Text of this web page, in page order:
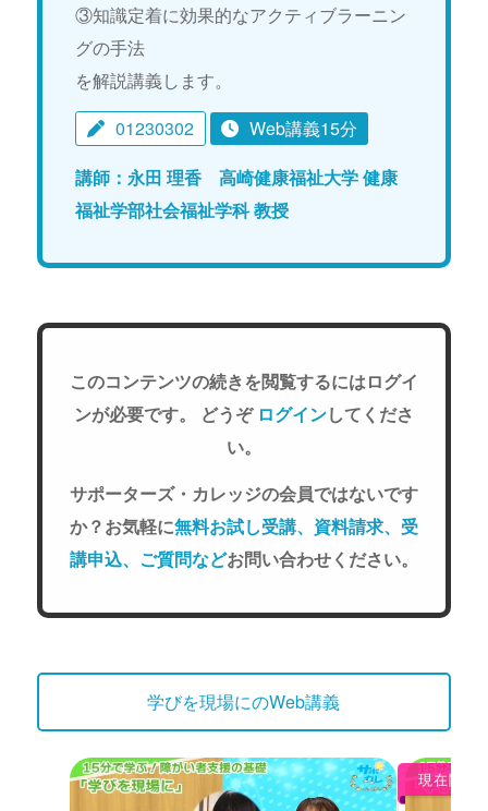
③知識定着に効果的なアクティブラーニン
グの手法
を解説講義します。
01230302
Web講義15分
講師：永田 理香 高崎健康福祉大学 健康
福祉学部社会福祉学科 教授
このコンテンツの続きを閲覧するにはログイ
ンが必要です。 どうぞ ログインしてくださ
い。
サポーターズ・カレッジの会員ではないです
か？お気軽に無料お試し受講、資料請求、受
講申込、ご質問などお問い合わせください。
学びを現場にのWeb講義
現在閲覧